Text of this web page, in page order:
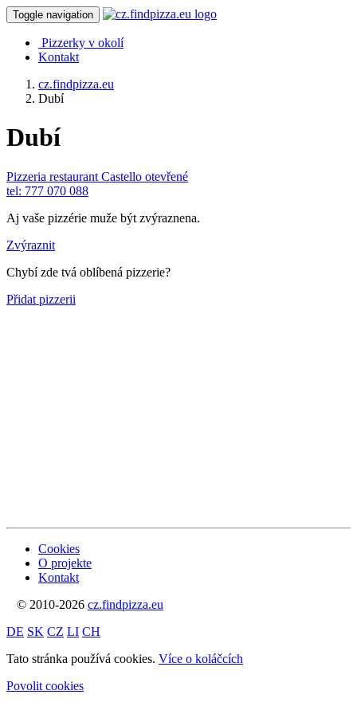
Toggle navigation
Pizzerky v okolí
Kontakt
cz.findpizza.eu
Dubí
Dubí
Pizzeria restaurant Castello otevřené
tel: 777 070 088
Aj vaše pizzérie muže být zvýraznena.
Zvýraznit
Chybí zde tvá oblíbená pizzerie?
Přidat pizzerii
Cookies
O projekte
Kontakt
© 2010-2026 cz.findpizza.eu
DE SK CZ LI CH
Tato stránka používá cookies. Více o koláčcích
Povolit cookies